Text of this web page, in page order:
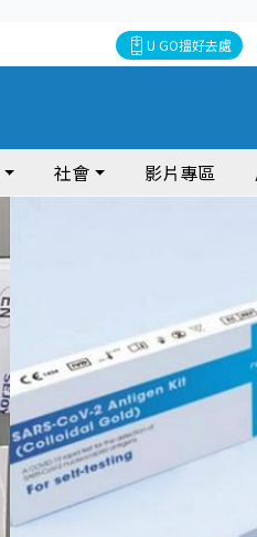
U GO搵好去處
社會 影片專區